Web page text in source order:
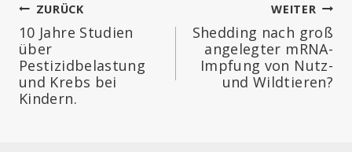
Beitragsnavigation
ZURÜCK
10 Jahre Studien
über
Pestizidbelastung
und Krebs bei
Kindern.
WEITER
Shedding nach groß
angelegter mRNA-
Impfung von Nutz-
und Wildtieren?